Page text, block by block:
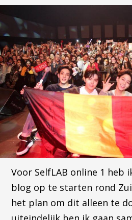
Voor SelfLAB online 1 heb
blog op te starten rond
het plan om dit alleen te